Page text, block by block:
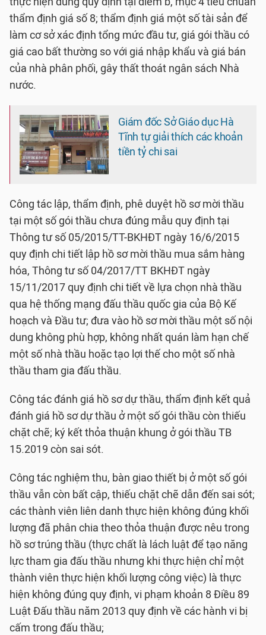
thẩm định giá số 8; thẩm định giá một số tài sản để
làm cơ sở xác định tổng mức đầu tư, giá gói thầu có
giá cao bất thường so với giá nhập khẩu và giá bán
của nhà phân phối, gây thất thoát ngân sách Nhà
nước.
Giám đốc Sở Giáo dục Hà
Tĩnh tự giải thích các khoản
tiền tỷ chi sai
Công tác lập, thẩm định, phê duyệt hồ sơ mời thầu
tại một số gói thầu chưa đúng mẫu quy định tại
Thông tư số 05/2015/TT-BKHĐT ngày 16/6/2015
quy định chi tiết lập hồ sơ mời thầu mua sắm hàng
hóa, Thông tư số 04/2017/TT BKHĐT ngày
15/11/2017 quy định chi tiết về lựa chọn nhà thầu
qua hệ thống mạng đấu thầu quốc gia của Bộ Kế
hoạch và Đầu tư; đưa vào hồ sơ mời thầu một số nội
dung không phù hợp, không nhất quán làm hạn chế
một số nhà thầu hoặc tạo lợi thế cho một số nhà
thầu tham gia đấu thầu.
Công tác đánh giá hồ sơ dự thầu, thẩm định kết quả
đánh giá hồ sơ dự thầu ở một số gói thầu còn thiếu
chặt chẽ; ký kết thỏa thuận khung ở gói thầu TB
15.2019 còn sai sót.
Công tác nghiệm thu, bàn giao thiết bị ở một số gói
thầu vẫn còn bất cập, thiếu chặt chẽ dẫn đến sai sót;
các thành viên liên danh thực hiện không đúng khối
lượng đã phân chia theo thỏa thuận được nêu trong
hồ sơ trúng thầu (thực chất là lách luật để tạo năng
lực tham gia đấu thầu nhưng khi thực hiện chỉ một
thành viên thực hiện khối lượng công việc) là thực
hiện không đúng quy định, vi phạm khoản 8 Điều 89
Luật Đấu thầu năm 2013 quy định về các hành vi bị
cấm trong đấu thầu;